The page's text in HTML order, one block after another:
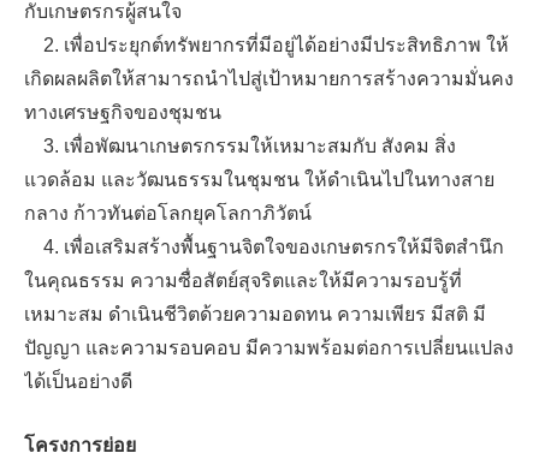
กับเกษตรกรผู้สนใจ
2. เพื่อประยุกต์ทรัพยากรที่มีอยู่ได้อย่างมีประสิทธิภาพ ให้
เกิดผลผลิตให้สามารถนำไปสู่เป้าหมายการสร้างความมั่นคง
ทางเศรษฐกิจของชุมชน
3. เพื่อพัฒนาเกษตรกรรมให้เหมาะสมกับ สังคม สิ่ง
แวดล้อม และวัฒนธรรมในชุมชน ให้ดำเนินไปในทางสาย
กลาง ก้าวทันต่อโลกยุคโลกาภิวัตน์
4. เพื่อเสริมสร้างพื้นฐานจิตใจของเกษตรกรให้มีจิตสำนึก
ในคุณธรรม ความซื่อสัตย์สุจริตและให้มีความรอบรู้ที่
เหมาะสม ดำเนินชีวิตด้วยความอดทน ความเพียร มีสติ มี
ปัญญา และความรอบคอบ มีความพร้อมต่อการเปลี่ยนแปลง
ได้เป็นอย่างดี
โครงการย่อย